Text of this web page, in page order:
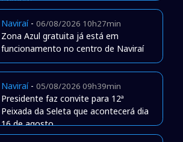
Naviraí- 06/08/2026 10h27min
Zona Azul gratuita já está em
funcionamento no centro de Naviraí
Naviraí- 05/08/2026 09h39min
Presidente faz convite para 12ª
Peixada da Seleta que acontecerá dia
16 de agosto